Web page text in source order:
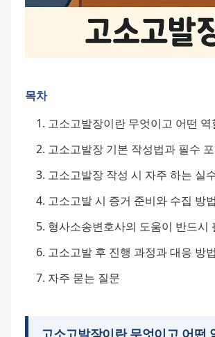
목차
고소고발장이란 무엇이고 어떤 역
고소고발장 기본 작성법과 필수
고소고발장 작성 시 자주 하는 실
고소고발 시 증거 준비와 수집 방법
형사소송변호사의 도움이 반드시
고소고발 후 진행 과정과 대응 방법
자주 묻는 질문
고소고발장이란 무엇이고 어떤